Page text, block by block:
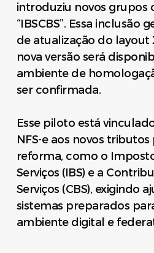
introduziu novos grupos
“IBSCBS”. Essa inclusão
de atualização do layout
nova versão será
ambiente de
ser confirmada.
Esse piloto está
NFS-e aos novos
reforma, como o
Serviços (IBS) e a
Serviços (CBS), exigindo
sistemas preparados
ambiente digital e